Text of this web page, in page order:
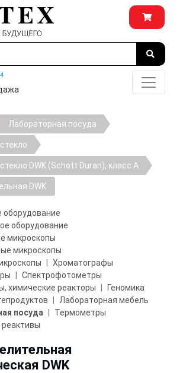
Лабораторная посуда
DWK (Schott Duran), класс А
DWK
оборудование
оборудование
микроскопы
микроскопы
Хроматографы
Спектрофотометры
химические реакторы
Геномика
Лабораторная мебель
посуда
Термометры
DWK